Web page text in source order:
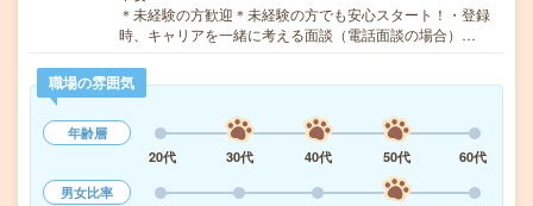
＊未経験の方歓迎＊未経験の方でも安心スタート！・登録
時、キャリアを一緒に考える面談（電話面談の場合）…
職場の雰囲気
年齢層
20代
30代 40代 50代
60代
男女比率